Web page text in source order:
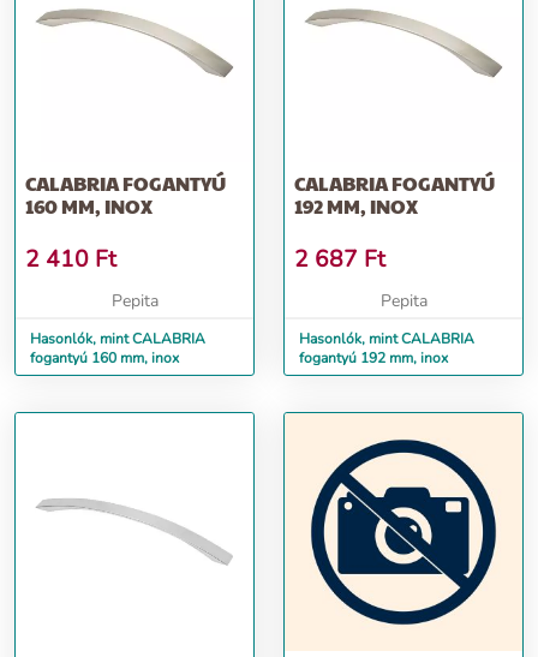
CALABRIA FOGANTYÚ
160 MM, INOX
2 410 Ft
Pepita
Hasonlók, mint CALABRIA
fogantyú 160 mm, inox
CALABRIA FOGANTYÚ
192 MM, INOX
2 687 Ft
Pepita
Hasonlók, mint CALABRIA
fogantyú 192 mm, inox